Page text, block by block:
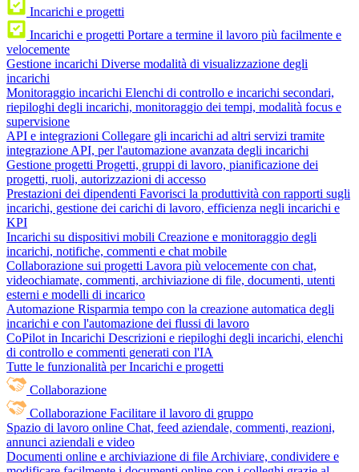
Incarichi e progetti
Incarichi e progetti Portare a termine il lavoro più facilmente e
velocemente
Gestione incarichi Diverse modalità di visualizzazione degli
incarichi
Monitoraggio incarichi Elenchi di controllo e incarichi secondari,
riepiloghi degli incarichi, monitoraggio dei tempi, modalità focus e
supervisione
API e integrazioni Collegare gli incarichi ad altri servizi tramite
integrazione API, per l'automazione avanzata degli incarichi
Gestione progetti Progetti, gruppi di lavoro, pianificazione dei
progetti, ruoli, autorizzazioni di accesso
Prestazioni dei dipendenti Favorisci la produttività con rapporti sugli
incarichi, gestione dei carichi di lavoro, efficienza negli incarichi e
KPI
Incarichi su dispositivi mobili Creazione e monitoraggio degli
incarichi, notifiche, commenti e chat mobile
Collaborazione sui progetti Lavora più velocemente con chat,
videochiamate, commenti, archiviazione di file, documenti, utenti
esterni e modelli di incarico
Automazione Risparmia tempo con la creazione automatica degli
incarichi e con l'automazione dei flussi di lavoro
CoPilot in Incarichi Descrizioni e riepiloghi degli incarichi, elenchi
di controllo e commenti generati con l'IA
Tutte le funzionalità per Incarichi e progetti
Collaborazione
Collaborazione Facilitare il lavoro di gruppo
Spazio di lavoro online Chat, feed aziendale, commenti, reazioni,
annunci aziendali e video
Documenti online e archiviazione di file Archiviare, condividere e